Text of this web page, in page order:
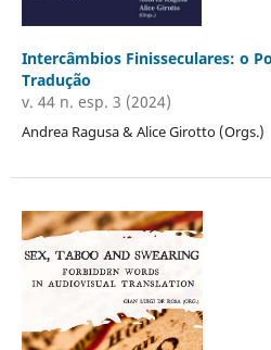
Intercâmbios Finisseculares: o
Tradução
v. 44 n. esp. 3 (2024)
Andrea Ragusa & Alice Girotto (Orgs.)